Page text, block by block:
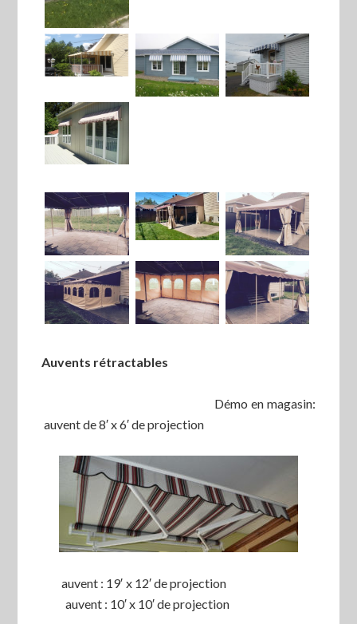
Auvents rétractables
Démo en magasin:
auvent de 8′ x 6′ de projection
auvent : 19′ x 12′ de projection
auvent : 10′ x 10′ de projection